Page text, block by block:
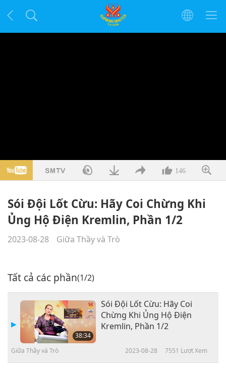
146
Sói Đội Lốt Cừu: Hãy Coi Chừng Khi
Ủng Hộ Điện Kremlin, Phần 1/2
2023-08-28 Giữa Thầy và Trò
Tất cả các phần(1/2)
38:34
Sói Đội Lốt Cừu: Hãy Coi
Chừng Khi Ủng Hộ Điện
Kremlin, Phần 1/2
Giữa Thầy và Trò 2023-08-28 7551 Lượt Xem